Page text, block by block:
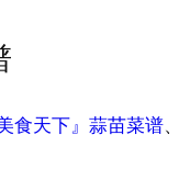
美食天下』蒜苗菜谱、